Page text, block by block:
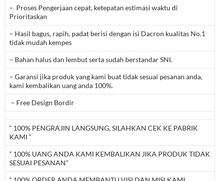
– Proses Pengerjaan cepat, ketepatan estimasi waktu di
Prioritaskan
– Hasil bagus, rapih, padat berisi dengan isi Dacron kualitas No.1
tidak mudah kempes
– Bahan halus dan lembut serta sudah berstandar SNI.
– Garansi jika produk yang kami buat tidak sesuai pesanan anda,
kami kembalikan uang anda 100%.
– Free Design Bordir
“ 100% PENGRAJIN LANGSUNG, SILAHKAN CEK KE PABRIK
KAMI “
“ 100% UANG ANDA KAMI KEMBALIKAN JIKA PRODUK TIDAK
SESUAI PESANAN”